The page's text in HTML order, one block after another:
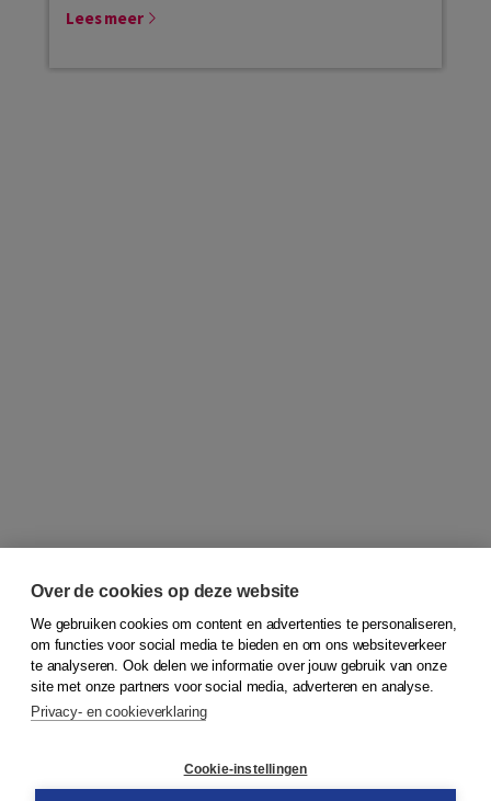
Lees meer
© 2026Koninklijke Boom uitgevers
Bestellen
Over de cookies op deze website
We gebruiken cookies om content en advertenties te personaliseren,
om functies voor social media te bieden en om ons websiteverkeer
te analyseren. Ook delen we informatie over jouw gebruik van onze
site met onze partners voor social media, adverteren en analyse.
Privacy- en cookieverklaring
Cookie-instellingen